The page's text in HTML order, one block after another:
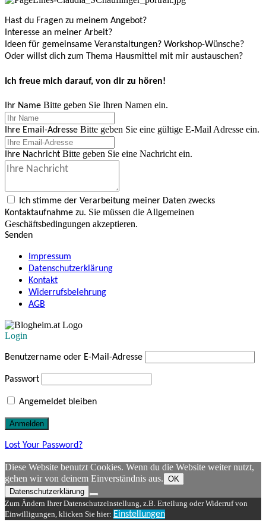
Hast du Fragen zu meinem Angebot?
Interesse an meiner Arbeit?
Ideen für gemeinsame Veranstaltungen? Workshop-Wünsche?
Oder willst dich zum Thema Hausmittel mit mir austauschen?
Ich freue mich darauf, von dir zu hören!
Ihr Name Bitte geben Sie Ihren Namen ein.
Ihre Email-Adresse Bitte geben Sie eine gültige E-Mail Adresse ein.
Ihre Nachricht Bitte geben Sie eine Nachricht ein.
Ich stimme der Verarbeitung meiner Daten zwecks
Kontaktaufnahme zu. Sie müssen die Allgemeinen
Geschäftsbedingungen akzeptieren.
Senden
Impressum
Datenschutzerklärung
Kontakt
Widerrufsbelehrung
AGB
Login
Benutzername oder E-Mail-Adresse
Passwort
Angemeldet bleiben
Lost Your Password?
Diese Website benutzt Cookies. Wenn du die Website weiter nutzt,
gehen wir von deinem Einverständnis aus. OK
Datenschutzerklärung
Zum Ändern Ihrer Datenschutzeinstellung, z.B. Erteilung oder Widerruf von
Einwilligungen, klicken Sie hier: Einstellungen